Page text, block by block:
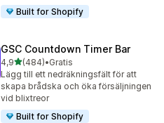
Built for Shopify
GSC Countdown Timer Bar
4,9av 5 stjärnor
(484)
484 recensioner totalt
•Gratis
Lägg till ett nedräkningsfält för att
skapa brådska och öka försäljningen
vid blixtreor
Built for Shopify